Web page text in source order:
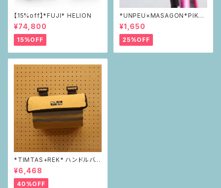
【15%off】*FUJI* HELION
¥74,800
15%OFF
*UNPEU×MASAGON*PIKAP
IKAリフレクター green
¥1,650
25%OFF
*TIMTAS+REK* ハンドルバー
バッグ
¥6,468
40%OFF